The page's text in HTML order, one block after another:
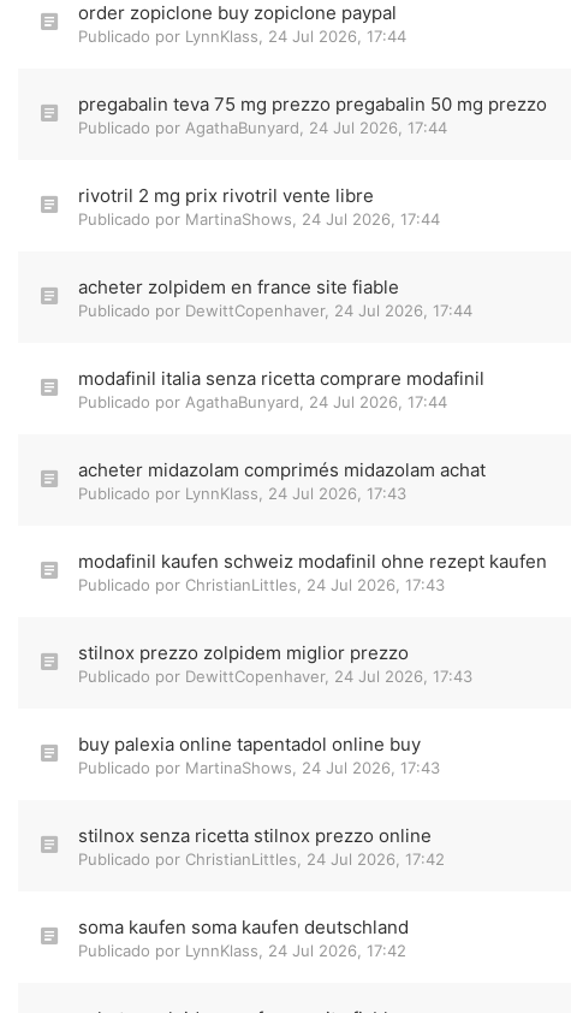
order zopiclone buy zopiclone paypal
Publicado por LynnKlass 24 Jul 2026, 17:44
pregabalin teva 75 mg prezzo pregabalin 50 mg prezzo
Publicado por AgathaBunyard 24 Jul 2026, 17:44
rivotril 2 mg prix rivotril vente libre
Publicado por MartinaShows 24 Jul 2026, 17:44
acheter zolpidem en france site fiable
Publicado por DewittCopenhaver, 24 Jul 2026, 17:44
modafinil italia senza ricetta comprare modafinil
Publicado por AgathaBunyard 24 Jul 2026, 17:44
acheter midazolam comprimés midazolam achat
Publicado por LynnKlass 24 Jul 2026, 17:43
modafinil kaufen schweiz modafinil ohne rezept kaufen
Publicado por ChristianLittles 24 Jul 2026, 17:43
stilnox prezzo zolpidem miglior prezzo
Publicado por DewittCopenhaver, 24 Jul 2026, 17:43
buy palexia online tapentadol online buy
Publicado por MartinaShows 24 Jul 2026, 17:43
stilnox senza ricetta stilnox prezzo online
Publicado por ChristianLittles 24 Jul 2026, 17:42
soma kaufen soma kaufen deutschland
Publicado por LynnKlass 24 Jul 2026, 17:42